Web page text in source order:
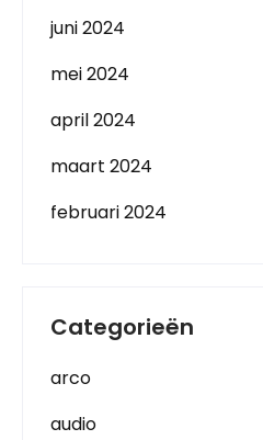
juni 2024
mei 2024
april 2024
maart 2024
februari 2024
Categorieën
arco
audio